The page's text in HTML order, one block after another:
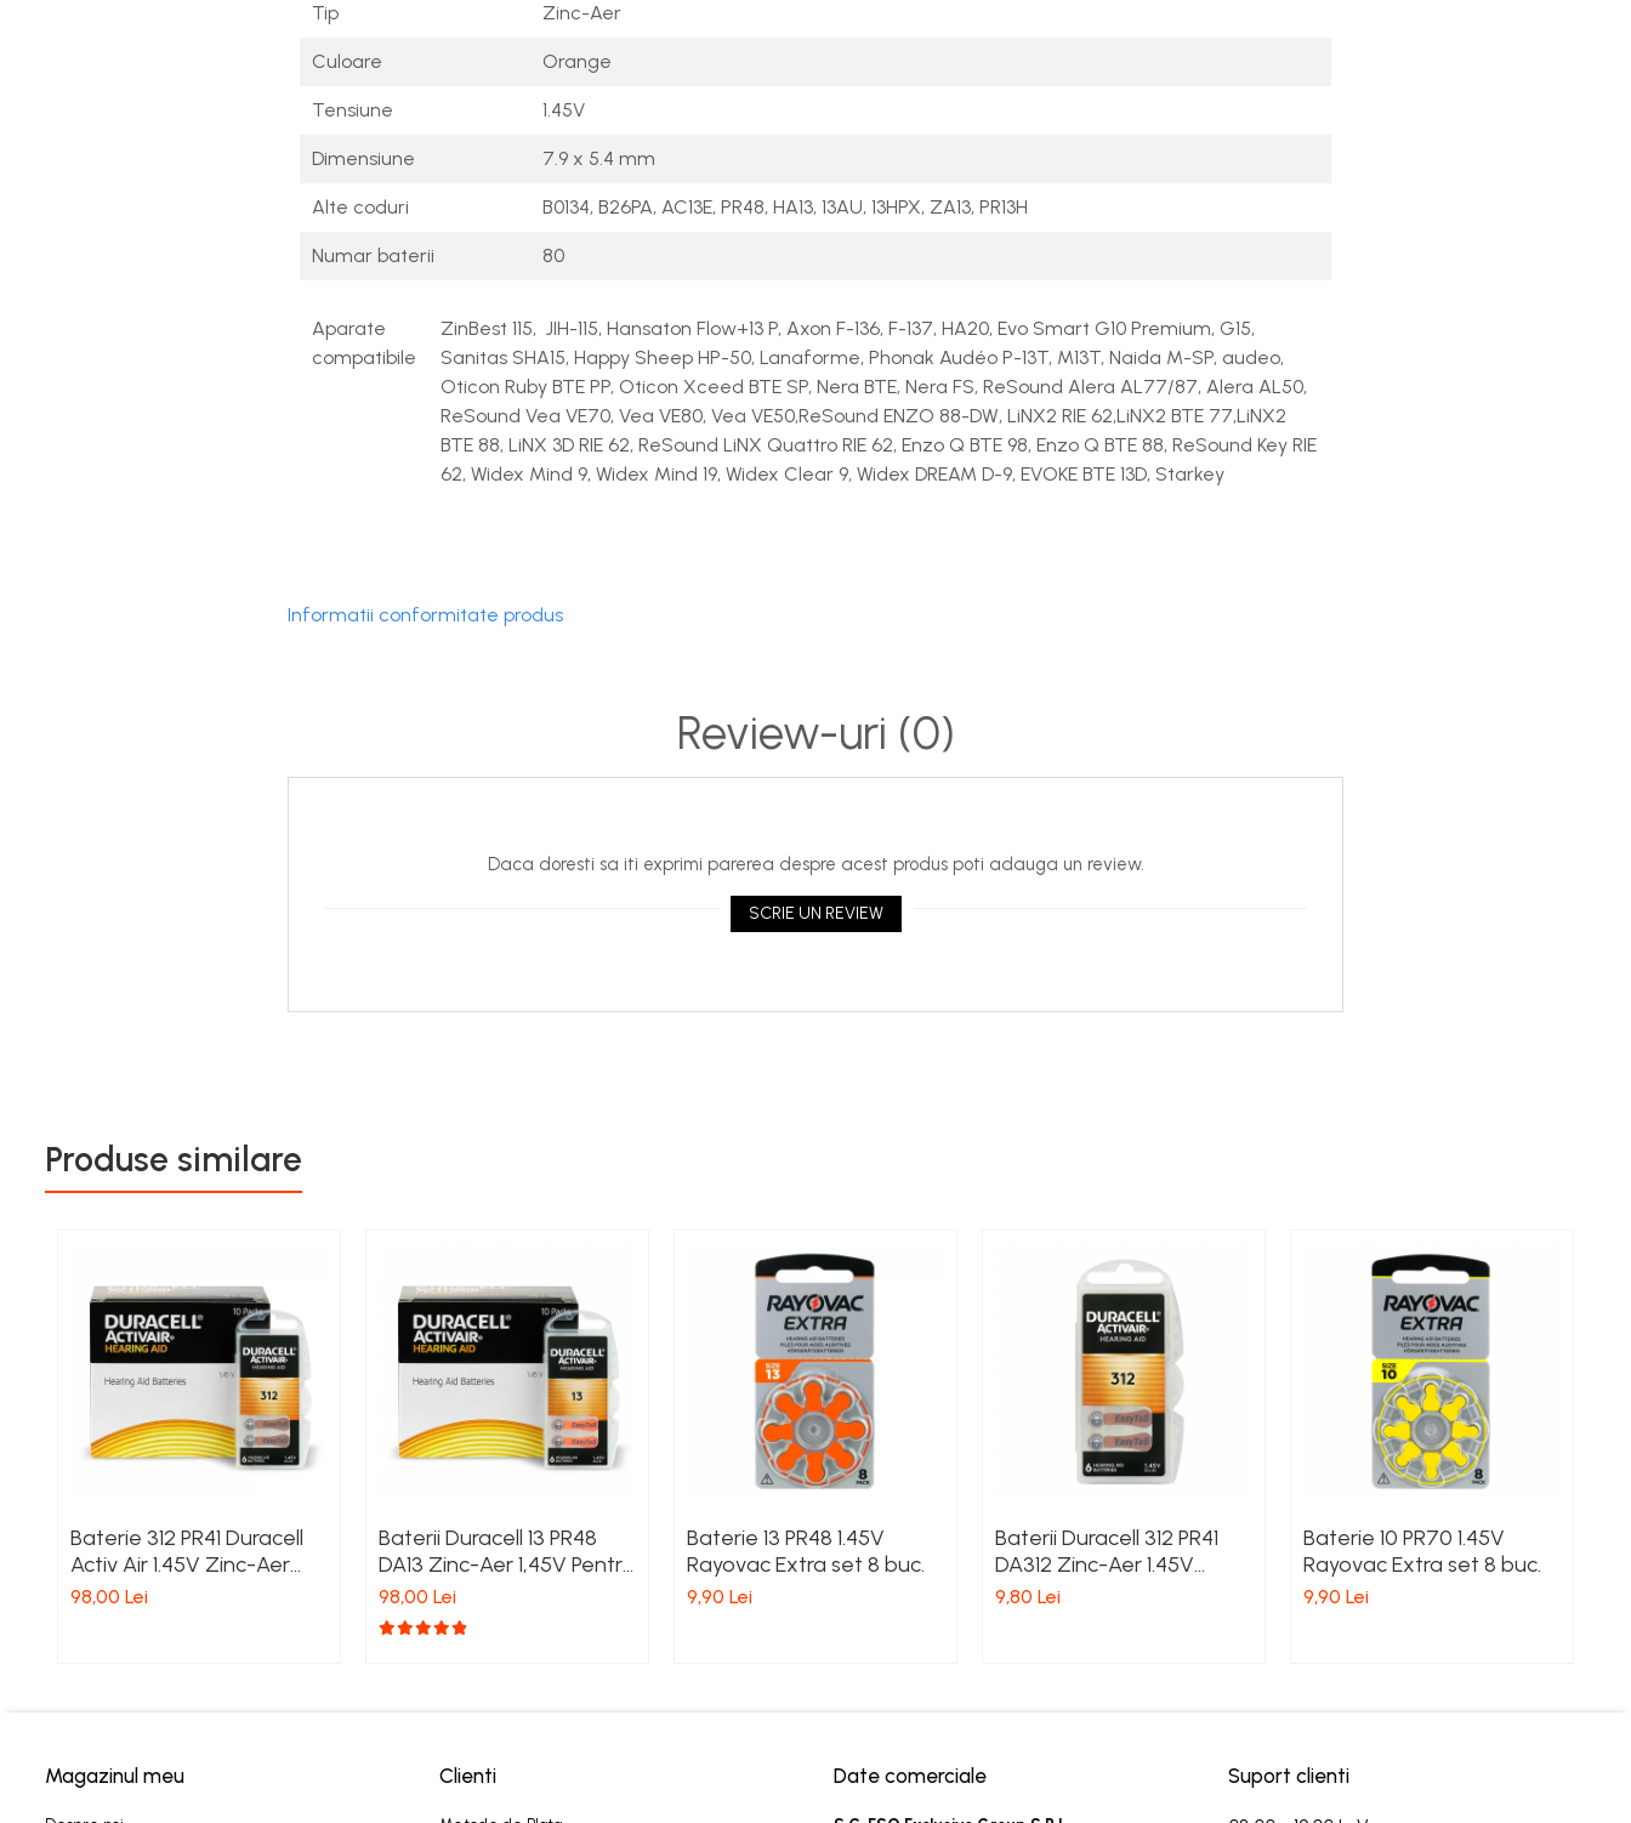
Tip Zinc-Aer
Culoare Orange
Tensiune 1.45V
Dimensiune 7.9 x 5.4 mm
Alte coduri B0134, B26PA, AC13E, PR48, HA13, 13AU, 13HPX, ZA13, PR13H
Numar baterii 80
Aparate
compatibile
ZinBest 115, JIH-115, Hansaton Flow+13 P, Axon F-136, F-137, HA20, Evo Smart G10 Premium, G15,
Sanitas SHA15, Happy Sheep HP-50, Lanaforme, Phonak Audéo P-13T, M13T, Naida M-SP, audeo,
Oticon Ruby BTE PP, Oticon Xceed BTE SP, Nera BTE, Nera FS, ReSound Alera AL77/87, Alera AL50,
ReSound Vea VE70, Vea VE80, Vea VE50,ReSound ENZO 88-DW, LiNX2 RIE 62,LiNX2 BTE 77,LiNX2
BTE 88, LiNX 3D RIE 62, ReSound LiNX Quattro RIE 62, Enzo Q BTE 98, Enzo Q BTE 88, ReSound Key RIE
62, Widex Mind 9, Widex Mind 19, Widex Clear 9, Widex DREAM D-9, EVOKE BTE 13D, Starkey
Informatii conformitate produs
Review-uri (0)
Daca doresti sa iti exprimi parerea despre acest produs poti adauga un review.
SCRIE UN REVIEW
Produse similare
Baterie 312 PR41 Duracell
Activ Air 1.45V Zinc-Aer
Set 60 baterii pentru
98,00 Lei
Baterii Duracell 13 PR48
DA13 Zinc-Aer 1,45V Pentru
Aparate Auditive Set 60
buc
98,00 Lei
Baterie 13 PR48 1.45V
Rayovac Extra set 8 buc.
9,90 Lei
Baterii Duracell 312 PR41
DA312 Zinc-Aer 1.45V
Pentru Aparate Auditive
9,80 Lei
Baterie 10 PR70 1.45V
Rayovac Extra set 8 buc.
9,90 Lei
Magazinul meu Clienti Date comerciale Suport clienti